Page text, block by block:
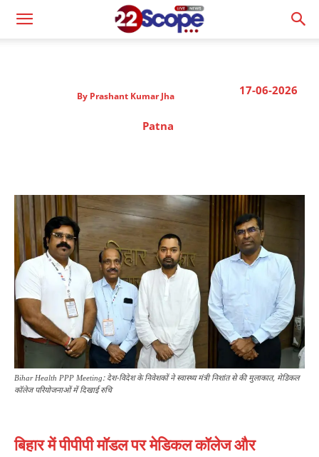
17-06-2026
By Prashant Kumar Jha
Patna
Bihar Health PPP Meeting: देश-विदेश के निवेशकों ने स्वास्थ्य मंत्री निशांत से की मुलाकात, मेडिकल
कॉलेज परियोजनाओं में दिखाई रुचि
बिहार में पीपीपी मॉडल पर मेडिकल कॉलेज और